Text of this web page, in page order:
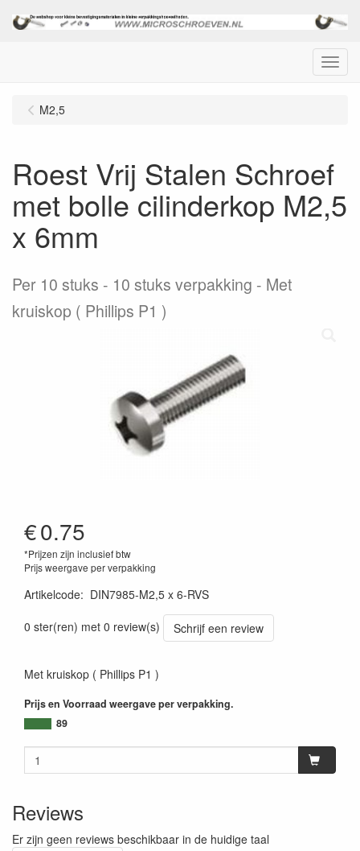
Menu
M2,5
Roest Vrij Stalen Schroef
met bolle cilinderkop M2,5
x 6mm
Per 10 stuks
10 stuks verpakking - Met
kruiskop ( Phillips P1 )
€0.75
*Prijzen zijn inclusief btw
Prijs weergave per verpakking
Artikelcode: DIN7985-M2,5 x 6-RVS
0 ster(ren) met 0 review(s)
Schrijf een review
Met kruiskop ( Phillips P1 )
Prijs en Voorraad weergave per verpakking.
89
Reviews
Er zijn geen reviews beschikbaar in de huidige taal